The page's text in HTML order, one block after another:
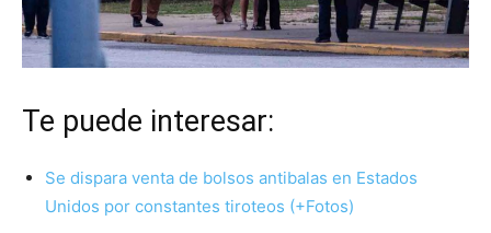
Te puede interesar:
Se dispara venta de bolsos antibalas en Estados
Unidos por constantes tiroteos (+Fotos)